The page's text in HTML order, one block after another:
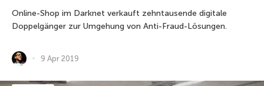
Online-Shop im Darknet verkauft zehntausende digitale
Doppelgänger zur Umgehung von Anti-Fraud-Lösungen.
9 Apr 2019